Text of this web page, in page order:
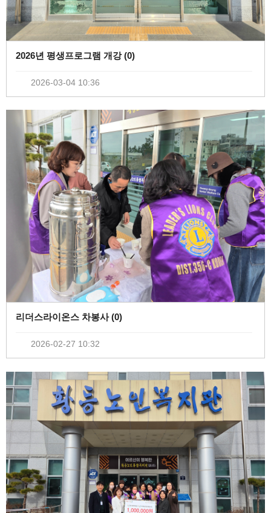
2026년 평생프로그램 개강 (0)
2026-03-04 10:36
리더스라이온스 차봉사 (0)
2026-02-27 10:32